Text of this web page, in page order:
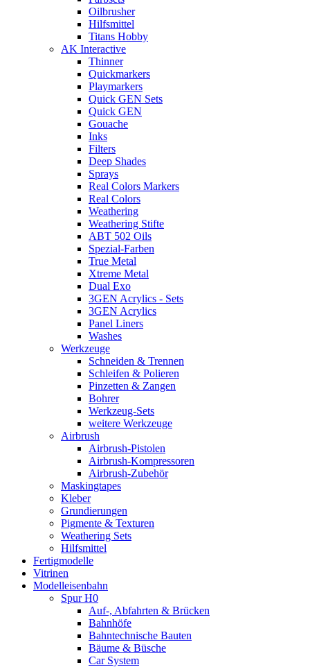
Oilbrusher
Hilfsmittel
Titans Hobby
AK Interactive
Thinner
Quickmarkers
Playmarkers
Quick GEN Sets
Quick GEN
Gouache
Inks
Filters
Deep Shades
Sprays
Real Colors Markers
Real Colors
Weathering
Weathering Stifte
ABT 502 Oils
Spezial-Farben
True Metal
Xtreme Metal
Dual Exo
3GEN Acrylics - Sets
3GEN Acrylics
Panel Liners
Washes
Werkzeuge
Schneiden & Trennen
Schleifen & Polieren
Pinzetten & Zangen
Bohrer
Werkzeug-Sets
weitere Werkzeuge
Airbrush
Airbrush-Pistolen
Airbrush-Kompressoren
Airbrush-Zubehör
Maskingtapes
Kleber
Grundierungen
Pigmente & Texturen
Weathering Sets
Hilfsmittel
Fertigmodelle
Vitrinen
Modelleisenbahn
Spur H0
Auf-, Abfahrten & Brücken
Bahnhöfe
Bahntechnische Bauten
Bäume & Büsche
Car System